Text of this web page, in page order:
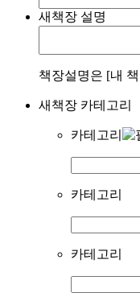
새책장 설명
책장설명은 [내
새책장 카테고리
카테고리
카테고리
카테고리